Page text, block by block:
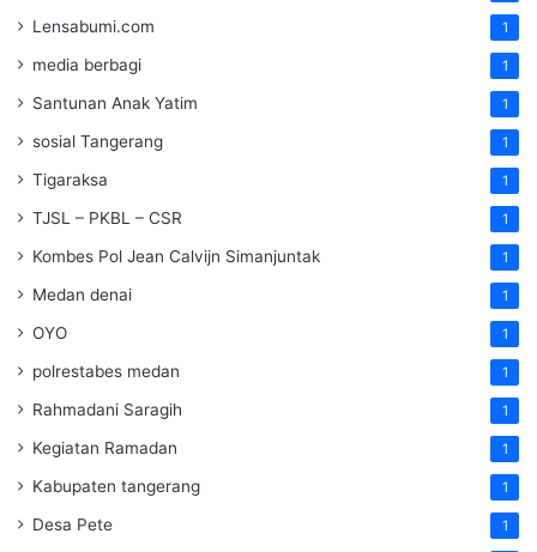
Lensabumi.com 1
media berbagi 1
Santunan Anak Yatim 1
sosial Tangerang 1
Tigaraksa 1
TJSL – PKBL – CSR 1
Kombes Pol Jean Calvijn Simanjuntak 1
Medan denai 1
OYO 1
polrestabes medan 1
Rahmadani Saragih 1
Kegiatan Ramadan 1
Kabupaten tangerang 1
Desa Pete 1